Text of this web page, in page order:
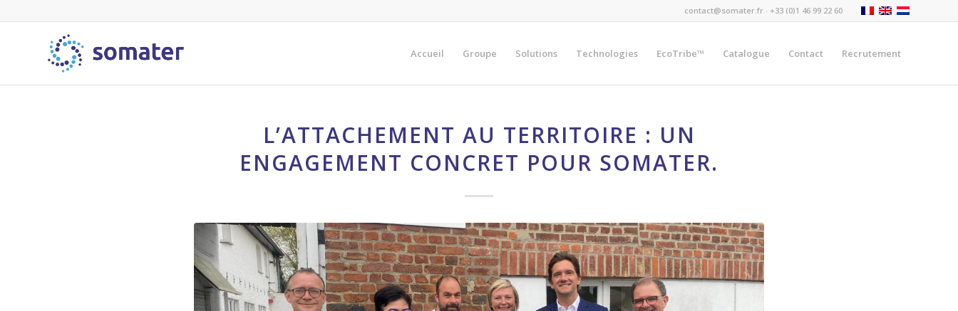
contact@somater.fr · +33 (0)1 46 99 22 60
Accueil Groupe Solutions Technologies EcoTribe™ Catalogue Contact Recrutement
L’ATTACHEMENT AU TERRITOIRE : UN
ENGAGEMENT CONCRET POUR SOMATER.